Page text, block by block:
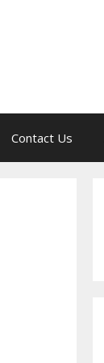
Contact Us